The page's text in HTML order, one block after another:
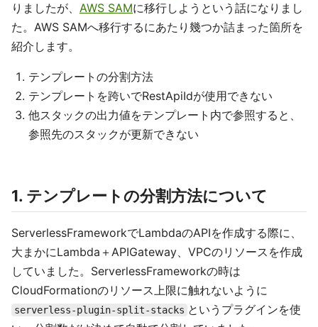
りましたが、 AWS SAMに移行しようという話になりまし
た。AWS SAMへ移行するにあたり幾つか詰まった箇所を
紹介します。
テンプレートの分割方法
テンプレートを跨いでRestApiIdが使用できない
他スタックの出力値をテンプレート内で参照すると、
参照先のスタックが更新できない
1. テンプレートの分割方法について
ServerlessFrameworkでLambdaのAPIを作成する際に、
大まかにLambda＋APIGateway、VPCのリソースを作成
していました。ServerlessFrameworkの時は
CloudFormationのリソース上限に触れないように
serverless-plugin-split-stacks というプラグインを使